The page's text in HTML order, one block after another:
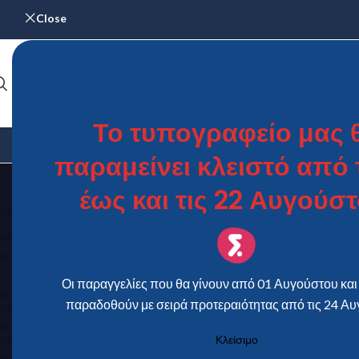
Close
Το τυπογραφείο μας
παραμείνει κλειστό από
έως και τις 22
Οι παραγγελίες που θα γίνουν από 01 Αυγούστου και
παραδοθούν με σειρά προτεραιότητας από τις 24
Κλείσιμο
ΑΡΧΙΚΉ ΓΆΜΟΣ & ΒΆΠΤΙΣΗΗΜΕΡΟΛΌΓΙΑΜΕΝΟΎ –